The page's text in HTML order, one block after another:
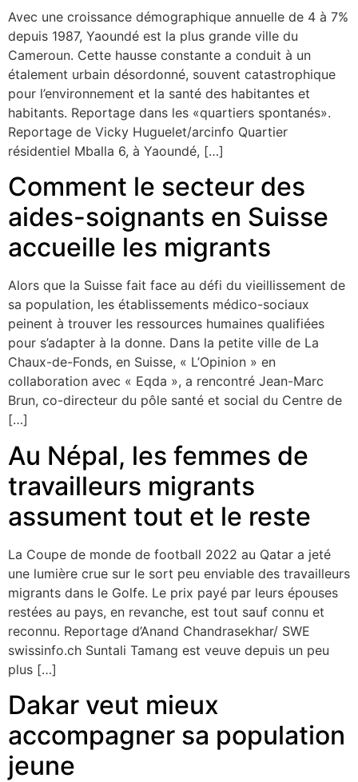
Avec une croissance démographique annuelle de 4 à 7%
depuis 1987, Yaoundé est la plus grande ville du
Cameroun. Cette hausse constante a conduit à un
étalement urbain désordonné, souvent catastrophique
pour l’environnement et la santé des habitantes et
habitants. Reportage dans les «quartiers spontanés».
Reportage de Vicky Huguelet/arcinfo Quartier
résidentiel Mballa 6, à Yaoundé, […]
Comment le secteur des
aides-soignants en Suisse
accueille les migrants
Alors que la Suisse fait face au défi du vieillissement de
sa population, les établissements médico-sociaux
peinent à trouver les ressources humaines qualifiées
pour s’adapter à la donne. Dans la petite ville de La
Chaux-de-Fonds, en Suisse, « L’Opinion » en
collaboration avec « Eqda », a rencontré Jean-Marc
Brun, co-directeur du pôle santé et social du Centre de
[…]
Au Népal, les femmes de
travailleurs migrants
assument tout et le reste
La Coupe de monde de football 2022 au Qatar a jeté
une lumière crue sur le sort peu enviable des travailleurs
migrants dans le Golfe. Le prix payé par leurs épouses
restées au pays, en revanche, est tout sauf connu et
reconnu. Reportage d’Anand Chandrasekhar/ SWE
swissinfo.ch Suntali Tamang est veuve depuis un peu
plus […]
Dakar veut mieux
accompagner sa population
jeune